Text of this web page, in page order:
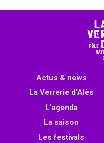
Actus & news
La Verrerie d’Alès
L’agenda
La saison
Les festivals